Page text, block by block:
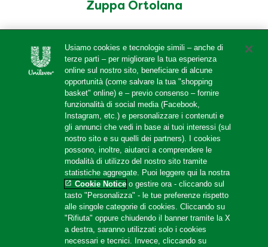
Zuppa Ortolana
Usiamo cookies e tecnologie simili – anche di
terze parti – per migliorare la tua esperienza
online sul nostro sito, beneficiare di alcune
opportunità (come salvare la tua "shopping
basket" online) e – previo consenso – fornire
funzionalità di social media (Facebook,
Instagram, etc.) e personalizzare i contenuti e
gli annunci che vedi in base ai tuoi interessi (sul
nostro sito e su quelli dei partners). I cookies
possono, inoltre, aiutarci a comprendere le
modalità di utilizzo del nostro sito tramite
statistiche aggregate. Puoi leggere qui la nostra
Cookie Notice o gestire ora - cliccando sul
tasto "Personalizza" - le tue preferenze rispetto
alle singole categorie di cookies. Cliccando su
"Rifiuta" oppure chiudendo il banner tramite la X
a destra, saranno utilizzati solo i cookies
necessari e tecnici. Invece, cliccando su